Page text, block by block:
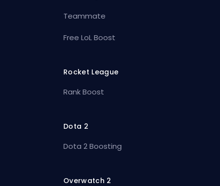
Teammate
Free LoL Boost
Rocket League
Rank Boost
Dota 2
Dota 2 Boosting
Overwatch 2